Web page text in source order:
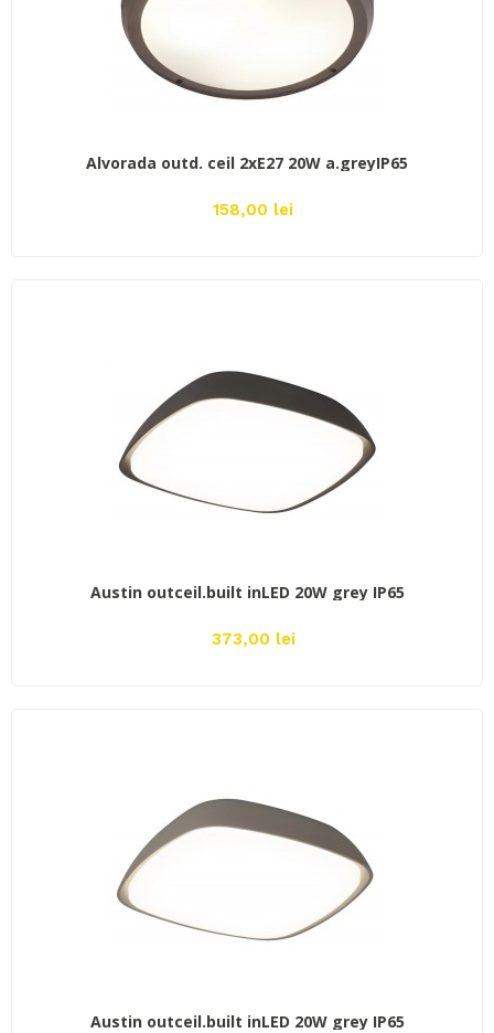
Alvorada outd. ceil 2xE27 20W a.greyIP65
158,00 lei
Austin outceil.built inLED 20W grey IP65
373,00 lei
Austin outceil.built inLED 20W grey IP65